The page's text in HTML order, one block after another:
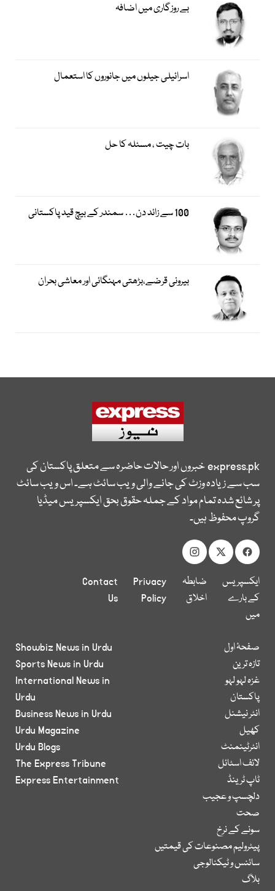
بے روزگاری میں اضافہ
اسرائیلی جیلوں میں جانوروں کا استعمال
بات چیت ، مسئلہ کا حل
100 سے زائد دن… سمندر کے بیچ قید پاکستانی
بیرونی قرضے،بڑھتی مہنگائی اور معاشی بحران
express.pkخبروں اور حالات حاضرہ سے متعلق پاکستان کی
سب سے زیادہ وزٹ کی جانے والی ویب سائٹ ہے۔ اس ویب سائٹ
پر شائع شدہ تمام مواد کے جملہ حقوق بحق ایکسپریس میڈیا
گروپ محفوظ ہیں۔
ایکسپریس
کے بارے
میں
ضابطہ
اخلاق
Privacy
Policy
Contact
Us
صفحۂ اول
تازہ ترین
غزہ لہو لہو
پاکستان
انٹر نیشنل
کھیل
انٹرٹینمنٹ
لائف اسٹائل
ٹاپ ٹرینڈ
دلچسپ و عجیب
صحت
سونے کے نرخ
پیٹرولیم مصنوعات کی قیمتیں
سائنس و ٹیکنالوجی
بلاگ
Showbiz News in Urdu
Sports News in Urdu
International News in
Urdu
Business News in Urdu
Urdu Magazine
Urdu Blogs
The Express Tribune
Express Entertainment